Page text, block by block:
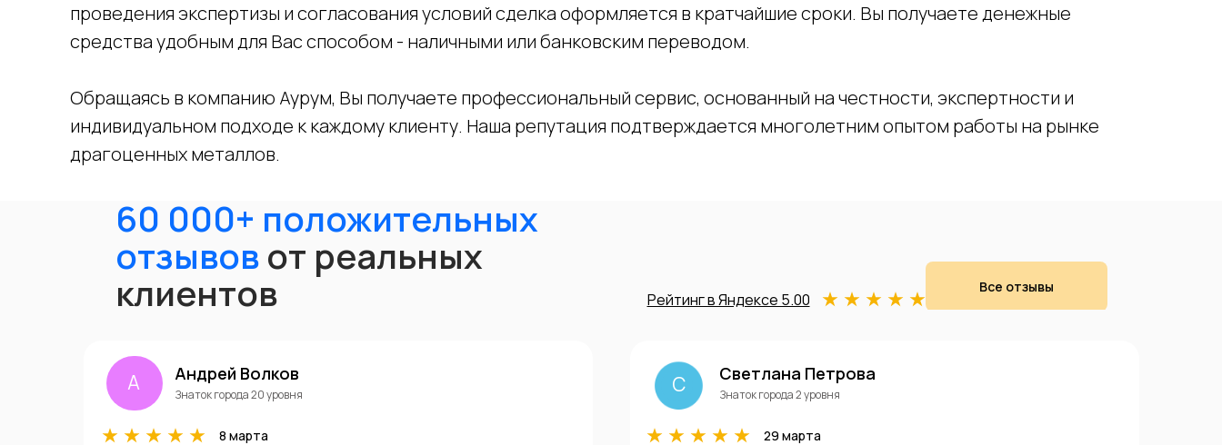
проведения экспертизы и согласования условий сделка оформляется в кратчайшие сроки. Вы получаете денежные
средства удобным для Вас способом - наличными или банковским переводом.
Обращаясь в компанию Аурум, Вы получаете профессиональный сервис, основанный на честности, экспертности и
индивидуальном подходе к каждому клиенту. Наша репутация подтверждается многолетним опытом работы на рынке
драгоценных металлов.
60 000+ положительных
отзывов от реальных
клиентов Рейтинг в Яндексе 5.00
Все отзывы
Андрей Волков
Знаток города 20 уровня
8 марта
Светлана Петрова
Знаток города 2 уровня
29 марта
С
А